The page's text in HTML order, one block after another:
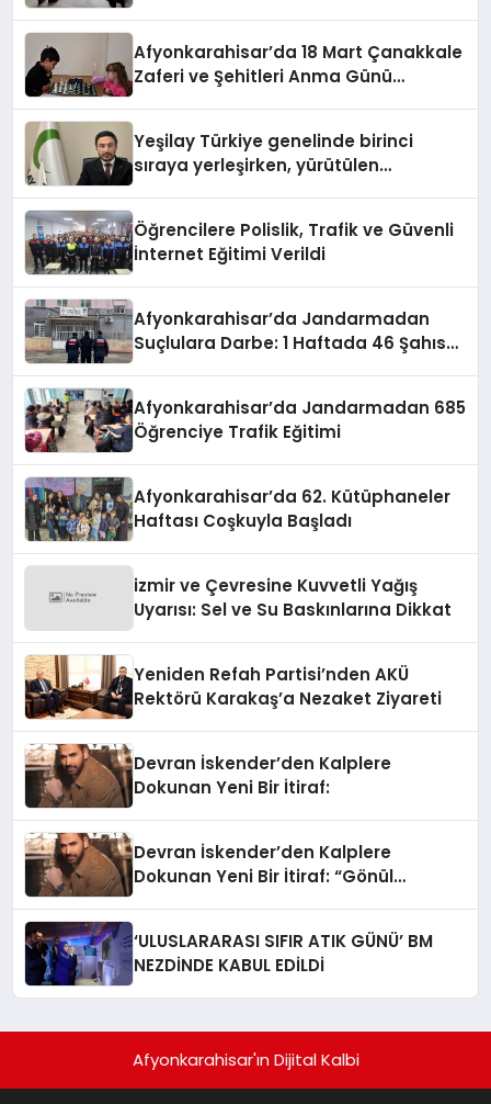
Afyonkarahisar’da 18 Mart Çanakkale
Zaferi ve Şehitleri Anma Günü
Yeşilay Türkiye genelinde birinci
sıraya yerleşirken, yürütülen
Öğrencilere Polislik, Trafik ve Güvenli
İnternet Eğitimi Verildi
Afyonkarahisar’da Jandarmadan
Suçlulara Darbe: 1 Haftada 46 Şahıs
Afyonkarahisar’da Jandarmadan 685
Öğrenciye Trafik Eğitimi
Afyonkarahisar’da 62. Kütüphaneler
Haftası Coşkuyla Başladı
izmir ve Çevresine Kuvvetli Yağış
Uyarısı: Sel ve Su Baskınlarına Dikkat
Yeniden Refah Partisi’nden AKÜ
Rektörü Karakaş’a Nezaket Ziyareti
Devran İskender’den Kalplere
Dokunan Yeni Bir İtiraf:
Devran İskender’den Kalplere
Dokunan Yeni Bir İtiraf: “Gönül
‘ULUSLARARASI SIFIR ATIK GÜNÜ’ BM
NEZDİNDE KABUL EDİLDİ
Afyonkarahisar'ın Dijital Kalbi